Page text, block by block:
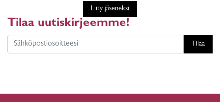
Liity jäseneksi
Tilaa uutiskirjeemme!
Tilaa